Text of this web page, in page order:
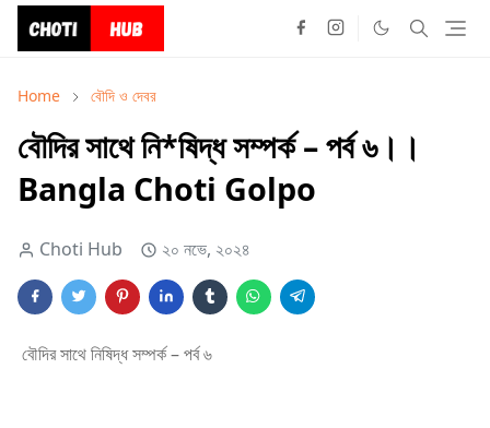
Home বৌদি ও দেবর
বৌদির সাথে নি*ষিদ্ধ সম্পর্ক – পর্ব ৬।।
Bangla Choti Golpo
Choti Hub ২০ নভে, ২০২৪
বৌদির সাথে নিষিদ্ধ সম্পর্ক – পর্ব ৬